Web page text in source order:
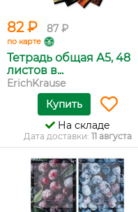
82 ₽ 87 ₽
по карте
Тетрадь общая А5, 48
листов в...
ErichKrause
Купить
На складе
Дата доставки: 11 августа